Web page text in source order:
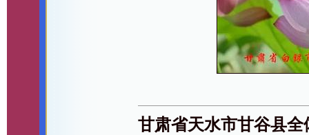
甘肃省天水市甘谷县